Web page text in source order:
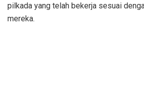
pilkada yang telah bekerja sesuai
mereka.